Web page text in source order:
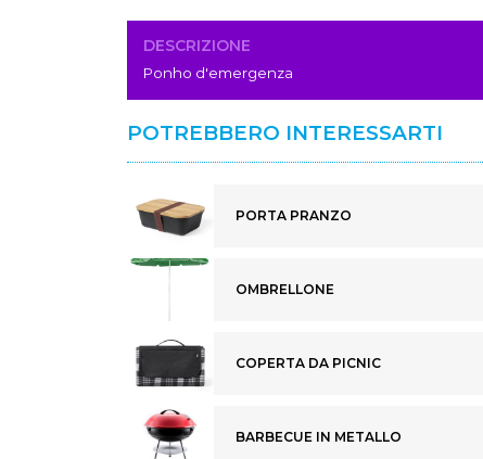
DESCRIZIONE
Ponho d'emergenza
POTREBBERO INTERESSARTI
PORTA PRANZO
OMBRELLONE
COPERTA DA PICNIC
BARBECUE IN METALLO